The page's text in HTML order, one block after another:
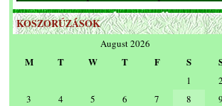
KOSZORÚZÁSOK
August 2026
M T W T F S
1
2
3
4 5 6 7 8
9